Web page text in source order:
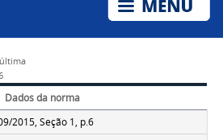
última
Dados da norma
2015, Seção 1, p.6